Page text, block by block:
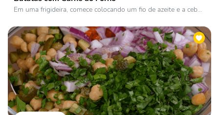
Em uma frigideira, comece colocando um fio de azeite e a ceb...